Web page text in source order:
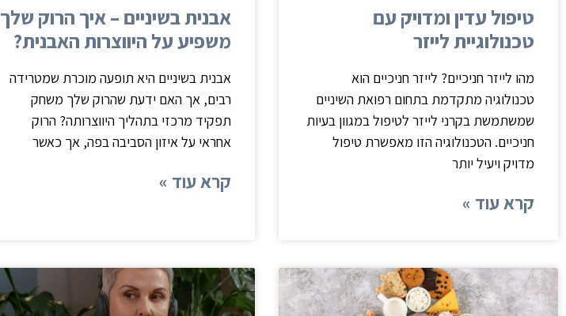
טיפול עדין ומדויק עם
טכנולוגיית לייזר
מהו לייזר חניכיים? לייזר חניכיים הוא
טכנולוגיה מתקדמת בתחום רפואת השיניים
שמשתמשת בקרני לייזר לטיפול במגוון בעיות
חניכיים. הטכנולוגיה הזו מאפשרת טיפול
מדויק ויעיל יותר
קרא עוד »
אבנית בשיניים – איך הרוק שלך
משפיע על היווצרות האבנית?
אבנית בשיניים היא תופעה מוכרת שמטרידה
רבים, אך האם ידעת שהרוק שלך משחק
תפקיד מרכזי בתהליך היווצרותה? הרוק
אחראי על איזון הסביבה בפה, אך כאשר
קרא עוד »